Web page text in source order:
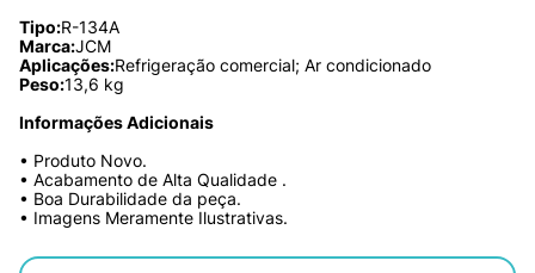
Tipo:
Marca:
Aplicações:
Peso:13,6 kg
Informações Adicionais
• Produto Novo.
• Acabamento de Alta Qualidade .
• Boa Durabilidade da peça.
• Imagens Meramente Ilustrativas.